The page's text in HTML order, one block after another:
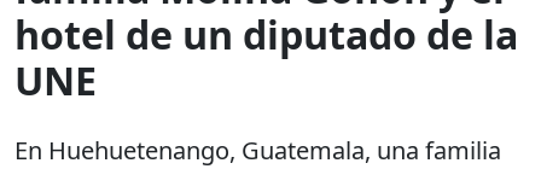
hotel de un diputado de la
UNE
En Huehuetenango, Guatemala, una familia